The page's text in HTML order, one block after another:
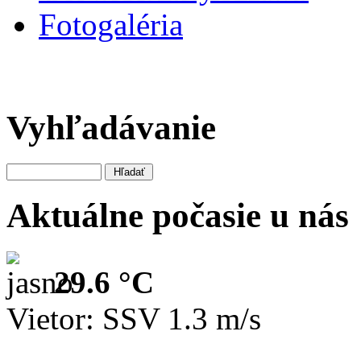
Fotogaléria
Vyhľadávanie
Aktuálne počasie u nás
29.6 °C
Vietor: SSV 1.3 m/s